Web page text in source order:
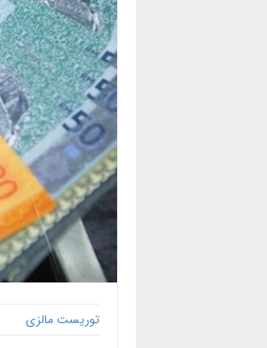
توریست مالزی